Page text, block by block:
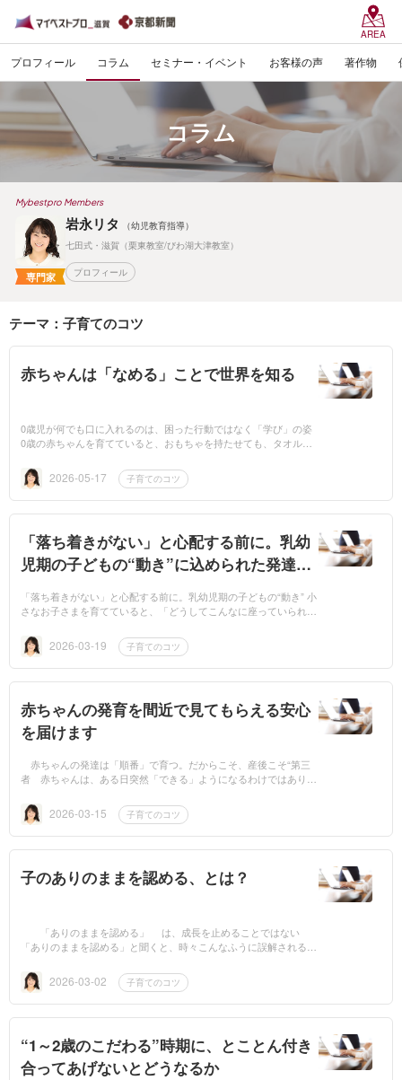
AREA
プロフィール コラム セミナー・イベント お客様の声 著作物
コラム
Mybestpro Members
専門家
岩永リタ
（幼児教育指導）
七田式・滋賀（栗東教室/びわ湖大津教室）
プロフィール
テーマ：子育てのコツ
赤ちゃんは「なめる」ことで世界を知る
0歳児が何でも口に入れるのは、困った行動ではなく「学び」の姿
0歳の赤ちゃんを育てていると、おもちゃを持たせても、タオルを
す。「また口...
2026-05-17 子育てのコツ
「落ち着きがない」と心配する前に。乳幼
児期の子どもの“動き”に込められた発達の
「落ち着きがない」と心配する前に。乳幼児期の子どもの“動き” 小
さなお子さまを育てていると、「どうしてこんなに座っていられな
なるこ...2026-03-19 子育てのコツ
赤ちゃんの発育を間近で見てもらえる安心
を届けます
赤ちゃんの発達は「順番」で育つ。だからこそ、産後こそ“第三
者 赤ちゃんは、ある日突然「できる」ようになるわけではありま
安定し、つかま...
2026-03-15 子育てのコツ
子のありのままを認める、とは？
「ありのままを認める」 は、成長を止めることではない
「ありのままを認める」と聞くと、時々こんなふうに誤解されるこ
う」「あり...2026-03-02 子育てのコツ
“1～2歳のこだわる”時期に、とことん付き
合ってあげないとどうなるか